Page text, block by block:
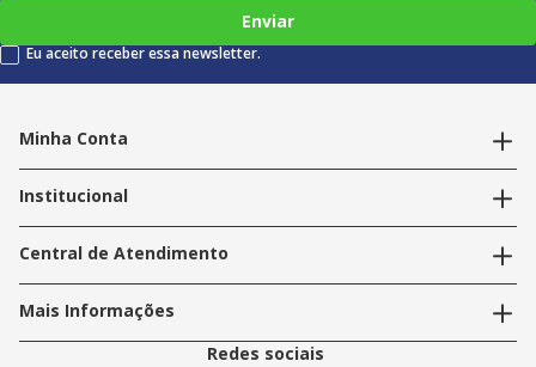
Enviar
Eu aceito receber essa newsletter.
Minha Conta
Editar endereços
Institucional
Nossas Lojas
Trabalhe Conosco
Central de Atendimento
Política de Privacidade
Termos e Condições
Politica de Entrega
Mais Informações
2ª Via Nota Fiscal
Redes sociais